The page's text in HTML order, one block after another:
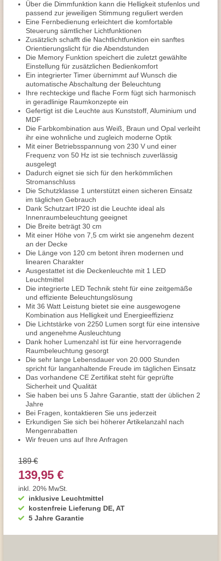
Über die Dimmfunktion kann die Helligkeit stufenlos und
passend zur jeweiligen Stimmung reguliert werden
Eine Fernbedienung erleichtert die komfortable
Steuerung sämtlicher Lichtfunktionen
Zusätzlich schafft die Nachtlichtfunktion ein sanftes
Orientierungslicht für die Abendstunden
Die Memory Funktion speichert die zuletzt gewählte
Einstellung für zusätzlichen Bedienkomfort
Ein integrierter Timer übernimmt auf Wunsch die
automatische Abschaltung der Beleuchtung
Ihre rechteckige und flache Form fügt sich harmonisch
in geradlinige Raumkonzepte ein
Gefertigt ist die Leuchte aus Kunststoff, Aluminium und
MDF
Die Farbkombination aus Weiß, Braun und Opal verleiht
ihr eine wohnliche und zugleich moderne Optik
Mit einer Betriebsspannung von 230 V und einer
Frequenz von 50 Hz ist sie technisch zuverlässig
ausgelegt
Dadurch eignet sie sich für den herkömmlichen
Stromanschluss
Die Schutzklasse 1 unterstützt einen sicheren Einsatz
im täglichen Gebrauch
Dank Schutzart IP20 ist die Leuchte ideal als
Innenraumbeleuchtung geeignet
Die Breite beträgt 30 cm
Mit einer Höhe von 7,5 cm wirkt sie angenehm dezent
an der Decke
Die Länge von 120 cm betont ihren modernen und
linearen Charakter
Ausgestattet ist die Deckenleuchte mit 1 LED
Leuchtmittel
Die integrierte LED Technik steht für eine zeitgemäße
und effiziente Beleuchtungslösung
Mit 36 Watt Leistung bietet sie eine ausgewogene
Kombination aus Helligkeit und Energieeffizienz
Die Lichtstärke von 2250 Lumen sorgt für eine intensive
und angenehme Ausleuchtung
Dank hoher Lumenzahl ist für eine hervorragende
Raumbeleuchtung gesorgt
Die sehr lange Lebensdauer von 20.000 Stunden
spricht für langanhaltende Freude im täglichen Einsatz
Das vorhandene CE Zertifikat steht für geprüfte
Sicherheit und Qualität
Sie haben bei uns 5 Jahre Garantie, statt der üblichen 2
Jahre
Bei Fragen, kontaktieren Sie uns jederzeit
Erkundigen Sie sich bei höherer Artikelanzahl nach
Mengenrabatten
Wir freuen uns auf Ihre Anfragen
inklusive Leuchtmittel
kostenfreie Lieferung DE, AT
5 Jahre Garantie
189 €
139,95 €
inkl. 20% MwSt.